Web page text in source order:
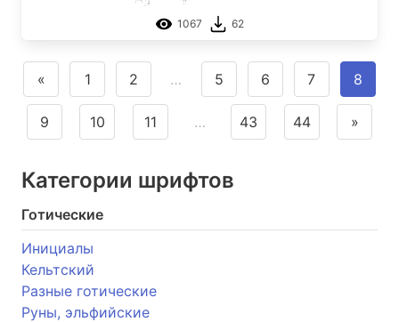
1067 62
« 1 2 … 5 6 7 8
9 10 11 … 43 44 »
Категории шрифтов
Готические
Инициалы
Кельтский
Разные готические
Руны, эльфийские